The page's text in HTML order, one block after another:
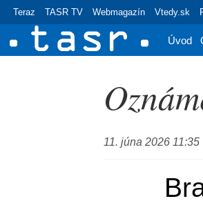
Teraz TASR TV Webmagazín Vtedy.sk
Úvod
11. júna 2026 11:35